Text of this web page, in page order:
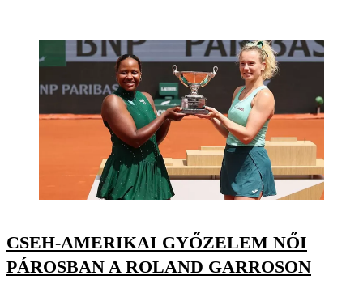
CSEH-AMERIKAI GYŐZELEM NŐI
PÁROSBAN A ROLAND GARROSON